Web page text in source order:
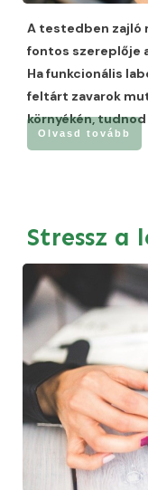
A testedben zajló
fontos szereplője
Ha funkcionális
feltárt zavarok
környékén, tudnod
Olvasd tovább
Stressz a